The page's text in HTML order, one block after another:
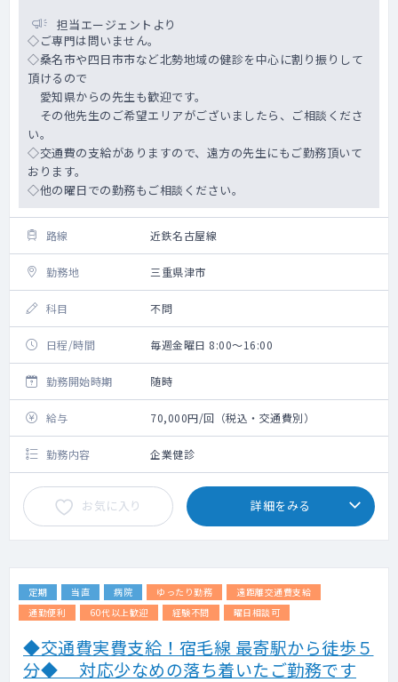
担当エージェントより
◇ご専門は問いません。
◇桑名市や四日市市など北勢地域の健診を中心に割り振りして
頂けるので
愛知県からの先生も歓迎です。
その他先生のご希望エリアがございましたら、ご相談くださ
い。
◇交通費の支給がありますので、遠方の先生にもご勤務頂いて
おります。
◇他の曜日での勤務もご相談ください。
路線 近鉄名古屋線
勤務地 三重県津市
科目 不問
日程/時間 毎週金曜日 8:00～16:00
勤務開始時期 随時
給与 70,000円/回（税込・交通費別）
勤務内容 企業健診
お気に入り 詳細をみる
定期 当直 病院 ゆったり勤務
遠距離交通費支給
通勤便利
60代以上歓迎 経験不問 曜日相談可
◆交通費実費支給！宿毛線 最寄駅から徒歩５
分◆ 対応少なめの落ち着いたご勤務です